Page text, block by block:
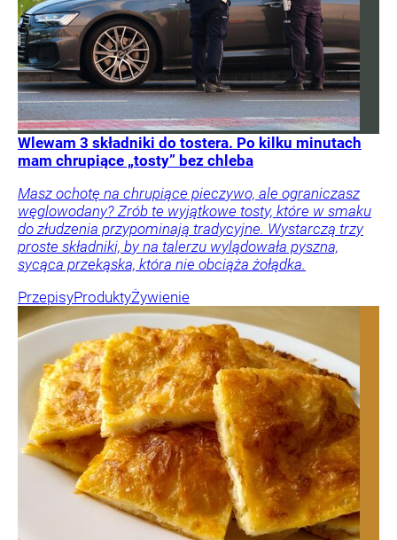
Wlewam 3 składniki do tostera. Po kilku minutach
mam chrupiące „tosty” bez chleba
Masz ochotę na chrupiące pieczywo, ale ograniczasz
węglowodany? Zrób te wyjątkowe tosty, które w smaku
do złudzenia przypominają tradycyjne. Wystarczą trzy
proste składniki, by na talerzu wylądowała pyszna,
sycąca przekąska, która nie obciąża żołądka.
PrzepisyProduktyŻywienie